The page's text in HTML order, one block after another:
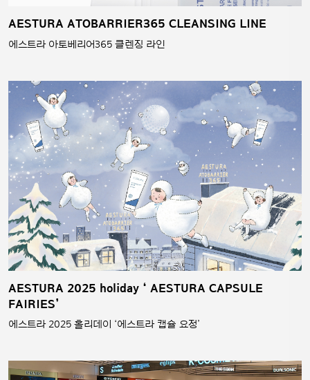
AESTURA ATOBARRIER365 CLEANSING LINE
에스트라 아토베리어365 클렌징 라인
AESTURA 2025 holiday ‘ AESTURA CAPSULE
FAIRIES’
에스트라 2025 홀리데이 ‘에스트라 캡슐 요정’